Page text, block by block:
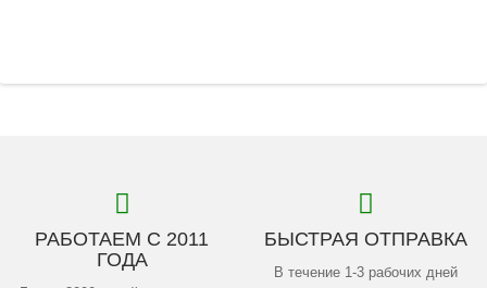
РАБОТАЕМ С 2011
ГОДА
БЫСТРАЯ ОТПРАВКА
В течение 1-3 рабочих дней